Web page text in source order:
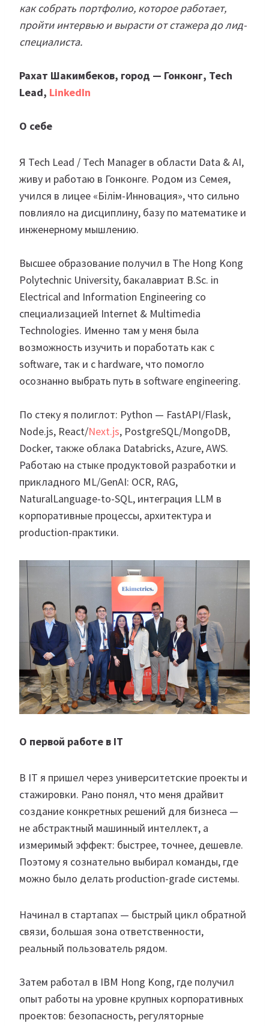
как собрать портфолио, которое работает,
пройти интервью и вырасти от стажера до лид-
специалиста.
Рахат Шакимбеков, город — Гонконг, Tech
Lead, LinkedIn
О себе
Я Tech Lead / Tech Manager в области Data & AI,
живу и работаю в Гонконге. Родом из Семея,
учился в лицее «Білім-Инновация», что сильно
повлияло на дисциплину, базу по математике и
инженерному мышлению.
Высшее образование получил в The Hong Kong
Polytechnic University, бакалавриат B.Sc. in
Electrical and Information Engineering со
специализацией Internet & Multimedia
Technologies. Именно там у меня была
возможность изучить и поработать как с
software, так и с hardware, что помогло
осознанно выбрать путь в software engineering.
По стеку я полиглот: Python — FastAPI/Flask,
Node.js, React/Next.js, PostgreSQL/MongoDB,
Docker, также облака Databricks, Azure, AWS.
Работаю на стыке продуктовой разработки и
прикладного ML/GenAI: OCR, RAG,
NaturalLanguage-to-SQL, интеграция LLM в
корпоративные процессы, архитектура и
production-практики.
О первой работе в IT
В IT я пришел через университетские проекты и
стажировки. Рано понял, что меня драйвит
создание конкретных решений для бизнеса —
не абстрактный машинный интеллект, а
измеримый эффект: быстрее, точнее, дешевле.
Поэтому я сознательно выбирал команды, где
можно было делать production-grade системы.
Начинал в стартапах — быстрый цикл обратной
связи, большая зона ответственности,
реальный пользователь рядом.
Затем работал в IBM Hong Kong, где получил
опыт работы на уровне крупных корпоративных
проектов: безопасность, регуляторные